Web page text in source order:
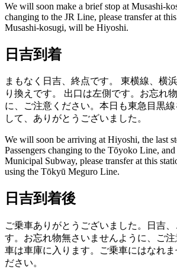
We will soon make a brief stop at Musashi-
changing to the JR Line, please transfer at
Musashi-kosugi, will be Hiyoshi.
日吉到着
まもなく日吉、終点です。 東横線、横
り換えです。
出口は左側です。お忘れ
に、ご注意ください。本日も東急目黒
して、ありがとうございました。
We will soon be arriving at Hiyoshi, the last
Passengers changing to the Tōyoko Line,
Municipal Subway, please transfer at this
using the Tōkyū Meguro Line.
日吉到着後
ご乗車ありがとうございました。日吉
す。お忘れ物無さいませんように、ご
車は車庫に入ります。ご乗車にはなれま
ださい。